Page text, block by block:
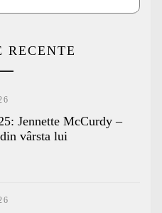
RECENTE
Jennette McCurdy –
vârsta lui